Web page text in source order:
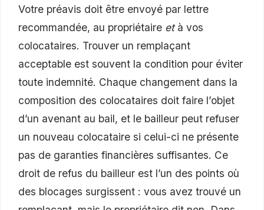
Votre préavis doit être envoyé par lettre
recommandée, au propriétaire età vos
colocataires. Trouver un remplaçant
acceptable est souvent la condition pour éviter
toute indemnité. Chaque changement dans la
composition des colocataires doit faire l’objet
d’un avenant au bail, et le bailleur peut refuser
un nouveau colocataire si celui-ci ne présente
pas de garanties financières suffisantes. Ce
droit de refus du bailleur est l’un des points où
des blocages surgissent : vous avez trouvé un